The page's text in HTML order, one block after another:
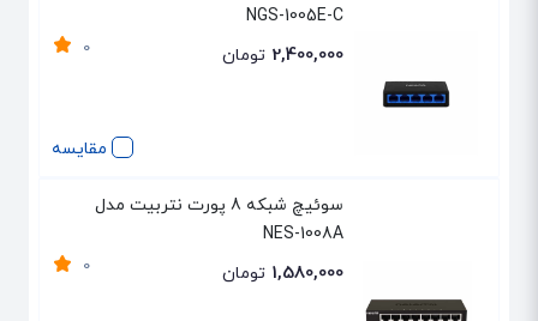
مقایسه
NGS-1005E-C
0 2,400,000 تومان
سوئیچ شبکه 8 پورت نتربیت مدل
NES-1008A
0 1,580,000 تومان